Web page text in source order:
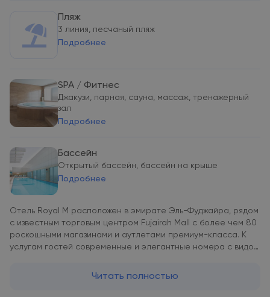
Пляж
3 линия, песчаный пляж
Подробнее
SPA / Фитнес
Джакузи, парная, сауна, массаж, тренажерный
зал
Подробнее
Бассейн
Открытый бассейн, бассейн на крыше
Подробнее
Отель Royal M расположен в эмирате Эль-Фуджайра, рядом
с известным торговым центром Fujairah Mall с более чем 80
роскошными магазинами и аутлетами премиум-класса. К
услугам гостей современные и элегантные номера с видом
открытый бассейн. Расстояние до международного
Читать полностью